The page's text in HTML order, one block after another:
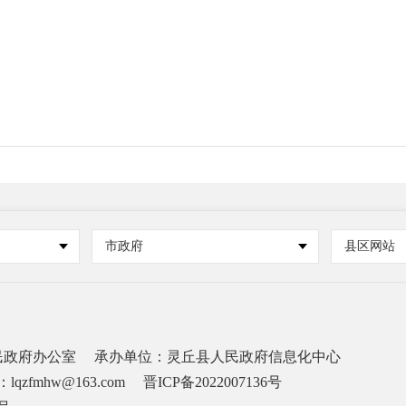
市政府 县区网站
府办公室
承办单位：灵丘县人民政府信息化中心
lqzfmhw@163.com
晋ICP备2022007136号